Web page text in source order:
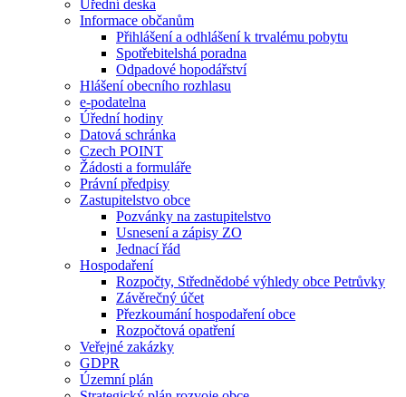
Úřední deska
Informace občanům
Přihlášení a odhlášení k trvalému pobytu
Spotřebitelshá poradna
Odpadové hopodářství
Hlášení obecního rozhlasu
e-podatelna
Úřední hodiny
Datová schránka
Czech POINT
Žádosti a formuláře
Právní předpisy
Zastupitelstvo obce
Pozvánky na zastupitelstvo
Usnesení a zápisy ZO
Jednací řád
Hospodaření
Rozpočty, Střednědobé výhledy obce Petrůvky
Závěrečný účet
Přezkoumání hospodaření obce
Rozpočtová opatření
Veřejné zakázky
GDPR
Územní plán